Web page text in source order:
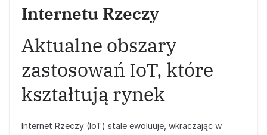
Internetu Rzeczy
Aktualne obszary
zastosowań IoT, które
kształtują rynek
Internet Rzeczy (IoT) stale ewoluuje, wkraczając w